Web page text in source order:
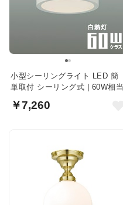
小型シーリングライト LED 簡
単取付 シーリング式 | 60W相当
￥7,260